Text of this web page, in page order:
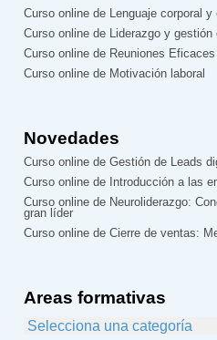
Curso online de Lenguaje corporal y
Curso online de Liderazgo y gestión
Curso online de Reuniones Eficaces
Curso online de Motivación laboral
Novedades
Curso online de Gestión de Leads
Curso online de Introducción a las
Curso online de Neuroliderazgo:
gran líder
Curso online de Cierre de ventas:
Areas formativas